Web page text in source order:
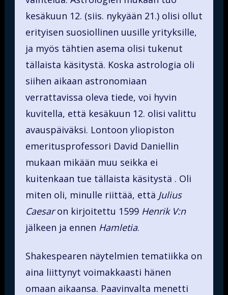
kesäkuun 12. (siis. nykyään 21.) olisi ollut
erityisen suosiollinen uusille yrityksille,
ja myös tähtien asema olisi tukenut
tällaista käsitystä. Koska astrologia oli
siihen aikaan astronomiaan
verrattavissa oleva tiede, voi hyvin
kuvitella, että kesäkuun 12. olisi valittu
avauspäiväksi. Lontoon yliopiston
emeritusprofessori David Daniellin
mukaan mikään muu seikka ei
kuitenkaan tue tällaista käsitystä . Oli
miten oli, minulle riittää, että Julius
Caesaron kirjoitettu 1599 Henrik V:n
jälkeen ja ennen Hamletia.
Shakespearen näytelmien tematiikka on
aina liittynyt voimakkaasti hänen
omaan aikaansa. Paavinvalta menetti